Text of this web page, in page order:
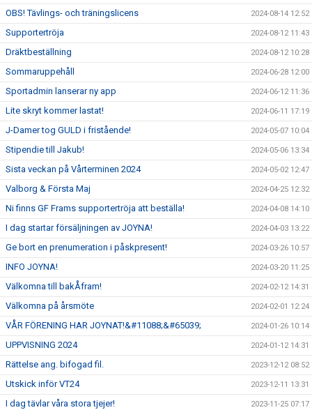
OBS! Tävlings- och träningslicens 2024-08-14 12:52
Supportertröja 2024-08-12 11:43
Dräktbeställning 2024-08-12 10:28
Sommaruppehåll 2024-06-28 12:00
Sportadmin lanserar ny app 2024-06-12 11:36
Lite skryt kommer lastat! 2024-06-11 17:19
J-Damer tog GULD i fristående! 2024-05-07 10:04
Stipendie till Jakub! 2024-05-06 13:34
Sista veckan på Vårterminen 2024 2024-05-02 12:47
Valborg & Första Maj 2024-04-25 12:32
Ni finns GF Frams supportertröja att beställa! 2024-04-08 14:10
I dag startar försäljningen av JOYNA! 2024-04-03 13:22
Ge bort en prenumeration i påskpresent! 2024-03-26 10:57
INFO JOYNA! 2024-03-20 11:25
Välkomna till bakÅfram! 2024-02-12 14:31
Välkomna på årsmöte 2024-02-01 12:24
VÅR FÖRENING HAR JOYNAT!&#11088;&#65039; 2024-01-26 10:14
UPPVISNING 2024 2024-01-12 14:31
Rättelse ang. bifogad fil. 2023-12-12 08:52
Utskick inför VT24 2023-12-11 13:31
I dag tävlar våra stora tjejer! 2023-11-25 07:17